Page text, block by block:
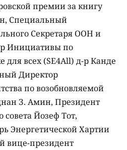
премии за книгу
Специальный
Секретаря ООН и
Инициативы по
для всех (SE4All) д-р Канде
Директор
по возобновляемой
З. Амин, Президент
Йозеф Тот,
Энергетической Хартии
вице-президент